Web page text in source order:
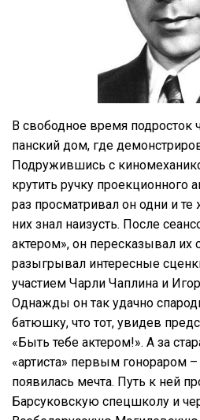
В свободное время подросток
панский дом, где
Подружившись с
крутить ручку проекционного
раз просматривал он одни и
них знал наизусть. После
актером», он пересказывал их
разыгрывал интересные
участием Чарли Чаплина и
Однажды он так удачно
батюшку, что тот, увидев
«Быть тебе актером!». А за
«артиста» первым гонораром
появилась мечта. Путь к ней
Барсуковскую спецшколу и